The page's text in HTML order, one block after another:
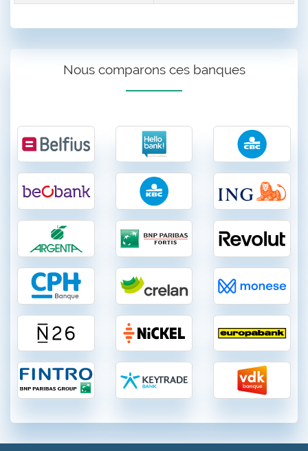
Nous comparons ces banques